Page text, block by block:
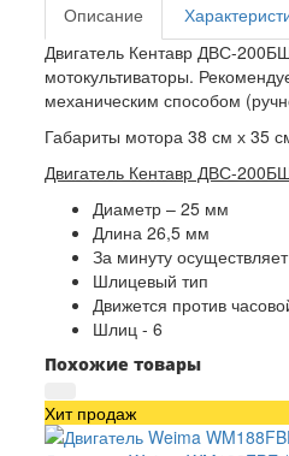
Описание
Двигатель Кентавр ДВС-
мотокультиваторы.
механическим способом
Габариты мотора 38 см х 35
Двигатель Кентавр ДВС-
Диаметр – 25 мм
Длина 26,5 мм
За минуту
Шлицевый тип
Движется против
Шлиц - 6
Похожие товары
Хит продаж